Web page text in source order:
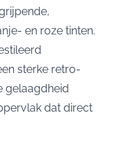
en roze tinten.
sterke retro-
gelaagdheid
dat direct